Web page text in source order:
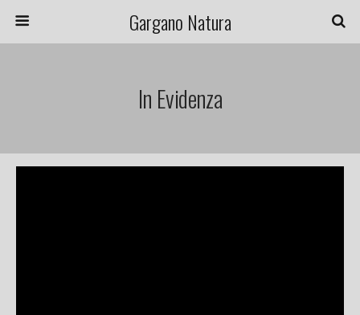
Gargano Natura
In Evidenza